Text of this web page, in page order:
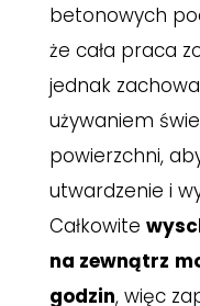
betonowych
że cała praca
jednak
używaniem
powierzchni,
utwardzenie i
Całkowite
na zewnątrz
godzin, więc